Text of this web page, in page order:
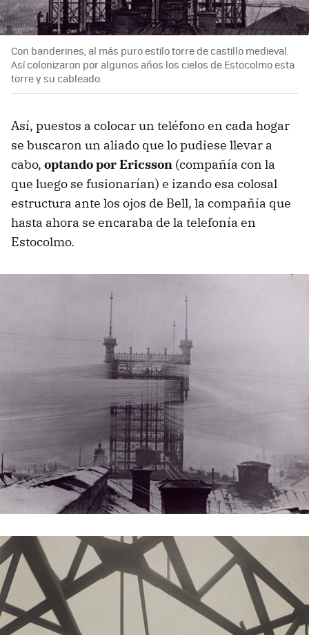
Con banderines, al más puro estilo torre de castillo medieval.
Así colonizaron por algunos años los cielos de Estocolmo esta
torre y su cableado.
Así, puestos a colocar un teléfono en cada hogar
se buscaron un aliado que lo pudiese llevar a
cabo, optando por Ericsson (compañía con la
que luego se fusionarían) e izando esa colosal
estructura ante los ojos de Bell, la compañía que
hasta ahora se encaraba de la telefonía en
Estocolmo.